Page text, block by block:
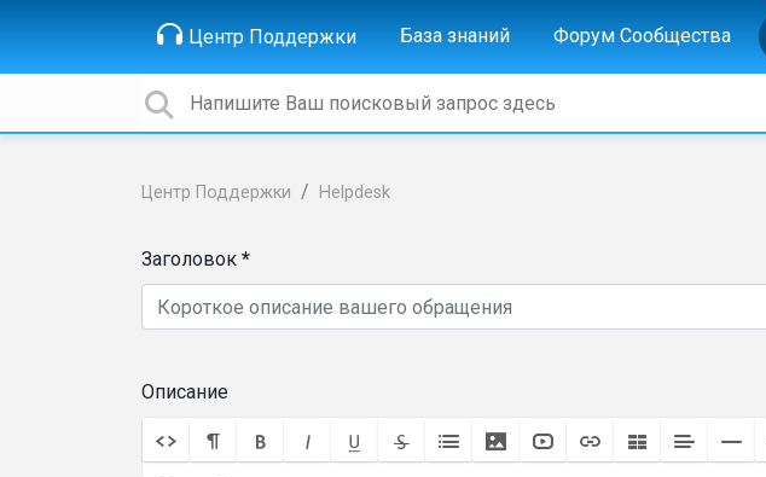
Центр Поддержки База знаний Форум Сообщества
Центр Поддержки Helpdesk
Заголовок
Описание